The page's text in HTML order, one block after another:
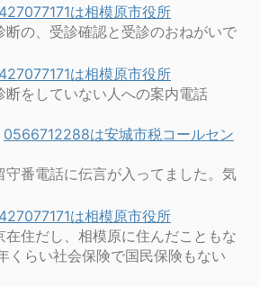
は相模原市役所
断の、受診確認と受診のおねがいで
は相模原市役所
断をしていない人への案内電話
0566712288は安城市税コールセン
守番電話に伝言が入ってました。気
は相模原市役所
在住だし、相模原に住んだこともな
くらい社会保険で国民保険もない